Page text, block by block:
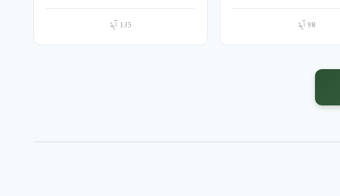
98 آية 135 آية